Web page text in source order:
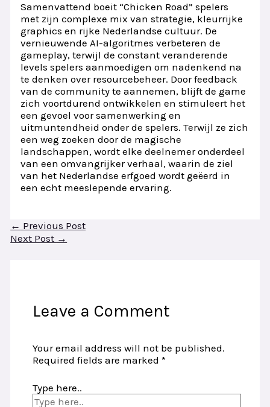
Samenvattend boeit “Chicken Road” spelers
met zijn complexe mix van strategie, kleurrijke
graphics en rijke Nederlandse cultuur. De
vernieuwende AI-algoritmes verbeteren de
gameplay, terwijl de constant veranderende
levels spelers aanmoedigen om nadenkend na
te denken over resourcebeheer. Door feedback
van de community te aannemen, blijft de game
zich voortdurend ontwikkelen en stimuleert het
een gevoel voor samenwerking en
uitmuntendheid onder de spelers. Terwijl ze zich
een weg zoeken door de magische
landschappen, wordt elke deelnemer onderdeel
van een omvangrijker verhaal, waarin de ziel
van het Nederlandse erfgoed wordt geëerd in
een echt meeslepende ervaring.
← Previous Post
Next Post →
Leave a Comment
Your email address will not be published.
Required fields are marked *
Type here..